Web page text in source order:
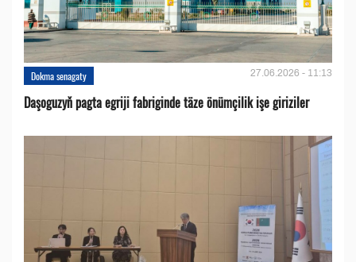
Dokma senagaty 27.06.2026 - 11:13
Daşoguzyň pagta egriji fabriginde täze önümçilik işe giriziler